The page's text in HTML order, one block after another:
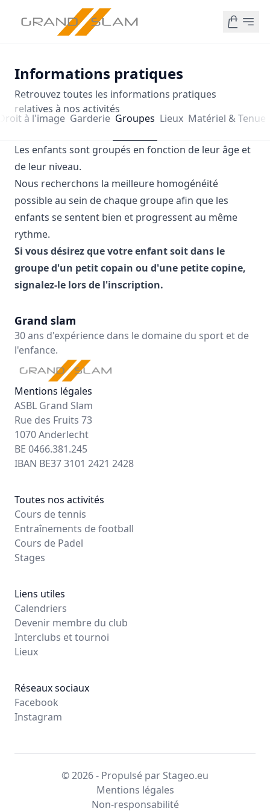
Informations pratiques
Retrouvez toutes les informations pratiques
relatives à nos activités
à l'image Garderie Groupes Lieux Matériel & Tenue
Les enfants sont groupés en fonction de leur âge et
de leur niveau.
Nous recherchons la meilleure homogénéité
possible au sein de chaque groupe afin que les
enfants se sentent bien et progressent au même
rythme.
Si vous désirez que votre enfant soit dans le
groupe d'un petit copain ou d'une petite copine,
signalez-le lors de l'inscription.
Grand slam
30 ans d'expérience dans le domaine du sport et de
l'enfance.
Mentions légales
ASBL Grand Slam
Rue des Fruits 73
1070 Anderlecht
BE 0466.381.245
IBAN BE37 3101 2421 2428
Toutes nos activités
Cours de tennis
Entraînements de football
Cours de Padel
Stages
Liens utiles
Calendriers
Devenir membre du club
Interclubs et tournoi
Lieux
Réseaux sociaux
Facebook
Instagram
© 2026 - Propulsé par Stageo.eu
Mentions légales
Non-responsabilité